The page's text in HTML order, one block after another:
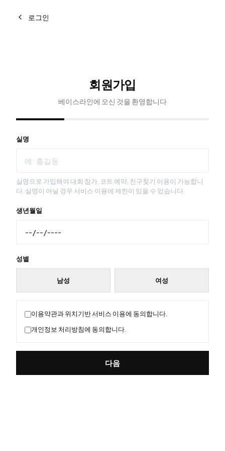
로그인
회원가입
베이스라인에 오신 것을 환영합니다
실명
실명으로 가입해야 대회 참가, 코트 예약, 친구찾기 이용이 가능합니
다. 실명이 아닐 경우 서비스 이용에 제한이 있을 수 있습니다.
생년월일
성별
남성 여성
이용약관과 위치기반 서비스 이용에 동의합니다.
개인정보 처리방침에 동의합니다.
다음